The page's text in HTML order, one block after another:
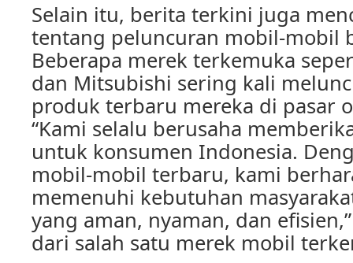
Selain itu, berita terkini juga
tentang peluncuran mobil-mobil
Beberapa merek terkemuka
dan Mitsubishi sering kali
produk terbaru mereka di pasar
“Kami selalu berusaha
untuk konsumen Indonesia.
mobil-mobil terbaru, kami
memenuhi kebutuhan
yang aman, nyaman, dan
dari salah satu merek mobil